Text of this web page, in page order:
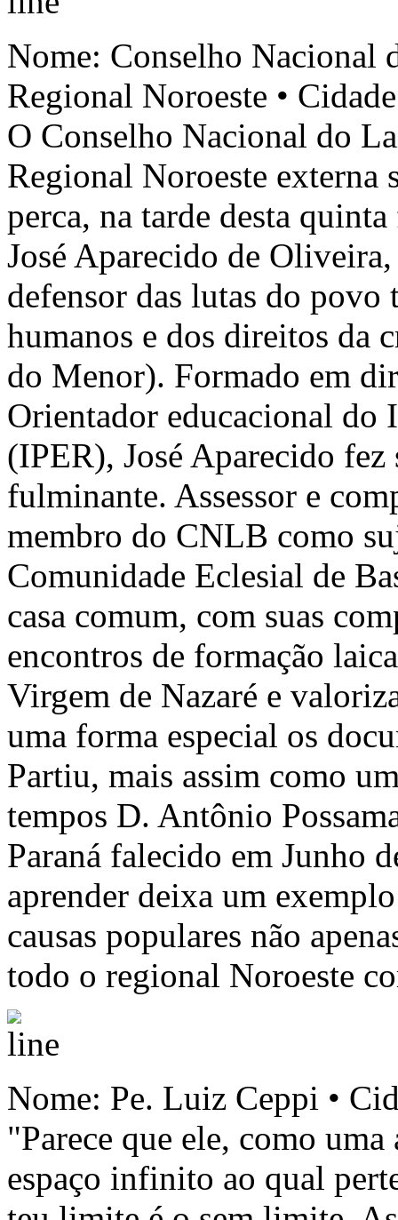
Nome: Conselho
Regional Noroeste •
O Conselho Nacional do
Regional Noroeste externa
perca, na tarde desta
José Aparecido de
defensor das lutas do
humanos e dos direitos da
do Menor). Formado em
Orientador educacional do
(IPER), José Aparecido fez
fulminante. Assessor e
membro do CNLB como
Comunidade Eclesial de
casa comum, com suas
encontros de formação
Virgem de Nazaré e
uma forma especial os
Partiu, mais assim como
tempos D. Antônio
Paraná falecido em Junho
aprender deixa um
causas populares não
todo o regional Noroeste
Nome: Pe. Luiz Ceppi •
"Parece que ele, como
espaço infinito ao qual